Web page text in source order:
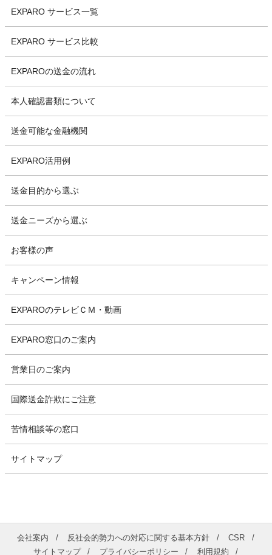
EXPARO サービス一覧
EXPARO サービス比較
EXPAROの送金の流れ
本人確認書類について
送金可能な金融機関
EXPARO活用例
送金目的から選ぶ
送金ニーズから選ぶ
お客様の声
キャンペーン情報
EXPAROのテレビＣＭ・動画
EXPARO窓口のご案内
営業日のご案内
国際送金詐欺にご注意
苦情相談等の窓口
サイトマップ
会社案内 反社会的勢力への対応に関する基本方針
CSR
サイトマップ
プライバシーポリシー 利用規約